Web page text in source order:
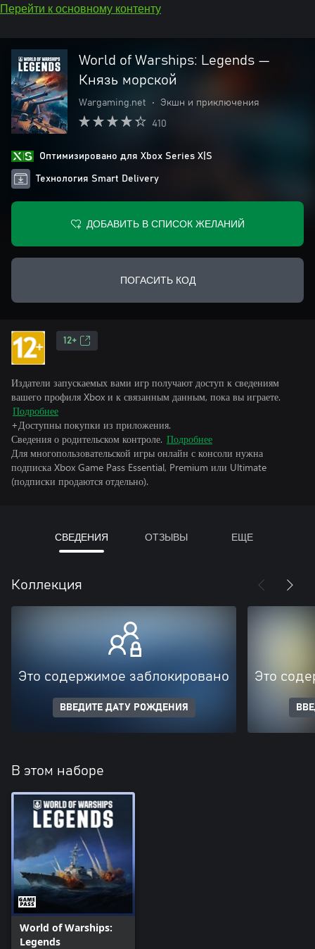
Перейти к основному контенту
World of Warships: Legends —
Князь морской
Wargaming.net • Экшн и приключения
410
Оптимизировано для Xbox Series X|S
Технология Smart Delivery
ДОБАВИТЬ В СПИСОК ЖЕЛАНИЙ
ПОГАСИТЬ КОД
12+
Издатели запускаемых вами игр получают доступ к сведениям
вашего профиля Xbox и к связанным данным, пока вы играете.
Подробнее
+Доступны покупки из приложения.
Сведения о родительском контроле. Подробнее
Для многопользовательской игры онлайн с консоли нужна
подписка Xbox Game Pass Essential, Premium или Ultimate
(подписки продаются отдельно).
СВЕДЕНИЯ ОТЗЫВЫ ЕЩЕ
Коллекция
Это содержимое заблокировано
ВВЕДИТЕ ДАТУ РОЖДЕНИЯ
Это
В этом наборе
World of Warships:
Legends